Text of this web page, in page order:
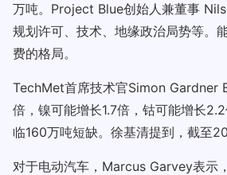
万吨。Project Blue创始人兼董事
规划许可、技术、地缘政治局势等。
费的格局。
TechMet首席技术官Simon Gardner
倍，镍可能增长1.7倍，钴可能增长
临160万吨短缺。徐基清提到，截至
对于电动汽车，Marcus Garvey表示